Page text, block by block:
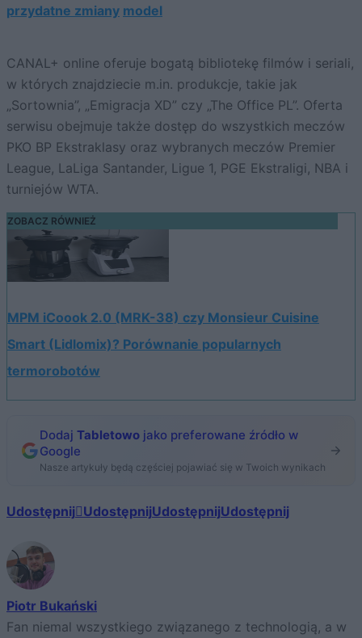
przydatne zmiany model
CANAL+ online oferuje bogatą bibliotekę filmów i seriali,
w których znajdziecie m.in. produkcje, takie jak
„Sortownia”, „Emigracja XD” czy „The Office PL”. Oferta
serwisu obejmuje także dostęp do wszystkich meczów
PKO BP Ekstraklasy oraz wybranych meczów Premier
League, LaLiga Santander, Ligue 1, PGE Ekstraligi, NBA i
turniejów WTA.
ZOBACZ RÓWNIEŻ
MPM iCoook 2.0 (MRK-38) czy Monsieur Cuisine
Smart (Lidlomix)? Porównanie popularnych
termorobotów
Dodaj Tabletowo jako preferowane źródło w
Google
Nasze artykuły będą częściej pojawiać się w Twoich wynikach
Udostępnij UdostępnijUdostępnijUdostępnij
Piotr Bukański
Fan niemal wszystkiego związanego z technologią, a w